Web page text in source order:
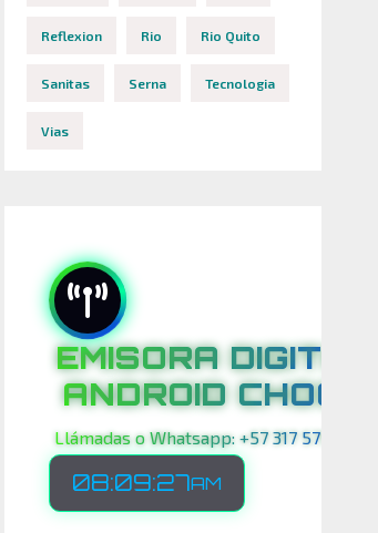
Reflexion Rio Rio Quito
Sanitas Serna Tecnologia
Vias
EMISORA DIGITAL
ANDROID CHOCO
Llámadas o Whatsapp: +57 317 575 00 21
08:09:28AM